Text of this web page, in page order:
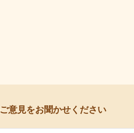
ご意見をお聞かせください